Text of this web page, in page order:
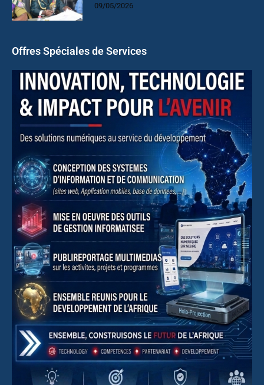
09/05/2026
Offres Spéciales de Services